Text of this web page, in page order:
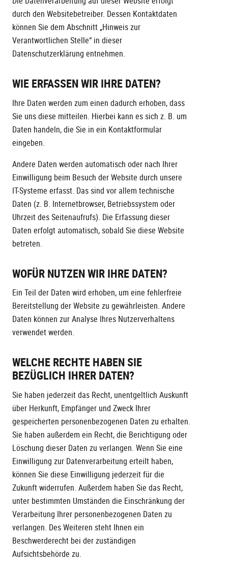
durch den Websitebetreiber. Dessen Kontaktdaten
können Sie dem Abschnitt „Hinweis zur
Verantwortlichen Stelle“ in dieser
Datenschutzerklärung entnehmen.
WIE ERFASSEN WIR IHRE DATEN?
Ihre Daten werden zum einen dadurch erhoben, dass
Sie uns diese mitteilen. Hierbei kann es sich z. B. um
Daten handeln, die Sie in ein Kontaktformular
eingeben.
Andere Daten werden automatisch oder nach Ihrer
Einwilligung beim Besuch der Website durch unsere
IT-Systeme erfasst. Das sind vor allem technische
Daten (z. B. Internetbrowser, Betriebssystem oder
Uhrzeit des Seitenaufrufs). Die Erfassung dieser
Daten erfolgt automatisch, sobald Sie diese Website
betreten.
WOFÜR NUTZEN WIR IHRE DATEN?
Ein Teil der Daten wird erhoben, um eine fehlerfreie
Bereitstellung der Website zu gewährleisten. Andere
Daten können zur Analyse Ihres Nutzerverhaltens
verwendet werden.
WELCHE RECHTE HABEN SIE
BEZÜGLICH IHRER DATEN?
Sie haben jederzeit das Recht, unentgeltlich Auskunft
über Herkunft, Empfänger und Zweck Ihrer
gespeicherten personenbezogenen Daten zu erhalten.
Sie haben außerdem ein Recht, die Berichtigung oder
Löschung dieser Daten zu verlangen. Wenn Sie eine
Einwilligung zur Datenverarbeitung erteilt haben,
können Sie diese Einwilligung jederzeit für die
Zukunft widerrufen. Außerdem haben Sie das Recht,
unter bestimmten Umständen die Einschränkung der
Verarbeitung Ihrer personenbezogenen Daten zu
verlangen. Des Weiteren steht Ihnen ein
Beschwerderecht bei der zuständigen
Aufsichtsbehörde zu.